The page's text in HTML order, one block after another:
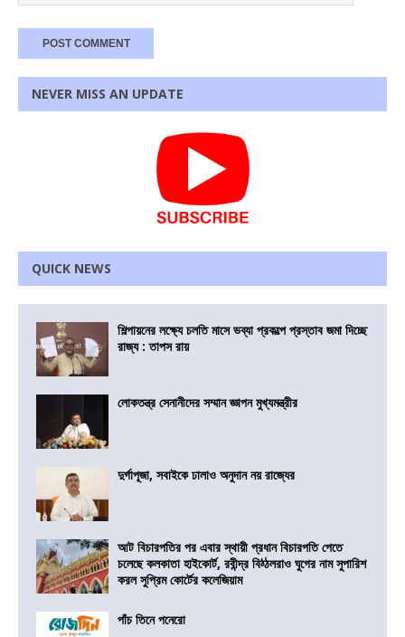
NEVER MISS AN UPDATE
QUICK NEWS
শিল্পায়নের লক্ষ্যে চলতি মাসে ভব্যা প্রকল্পে প্রস্তাব জমা দিচ্ছে
রাজ্য : তাপস রায়
লোকতন্ত্র সেনানীদের সম্মান জ্ঞাপন মুখ্যমন্ত্রীর
দুর্গাপূজা, সবাইকে ঢালাও অনুদান নয় রাজ্যের
আট বিচারপতির পর এবার স্থায়ী প্রধান বিচারপতি পেতে
চলেছে কলকাতা হাইকোর্ট, রবীন্দ্র বিঠ্ঠলরাও ঘুগের নাম সুপারিশ
করল সুপ্রিম কোর্টের কলেজিয়াম
পাঁচ তিনে পনেরো